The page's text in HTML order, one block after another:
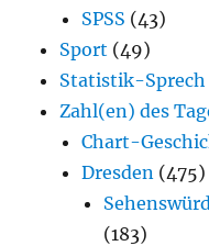
SPSS (43)
Sport (49)
Statistik-Sprech
Zahl(en) des
Chart-
Dresden (475)
(183)